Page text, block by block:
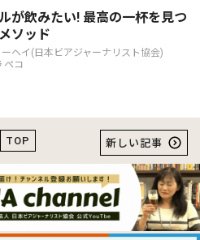
が飲みたい! 最高の一杯を見つ
ソッド
ヘイ(日本ビアジャーナリスト協会)
ペコ
TOP 新しい記事